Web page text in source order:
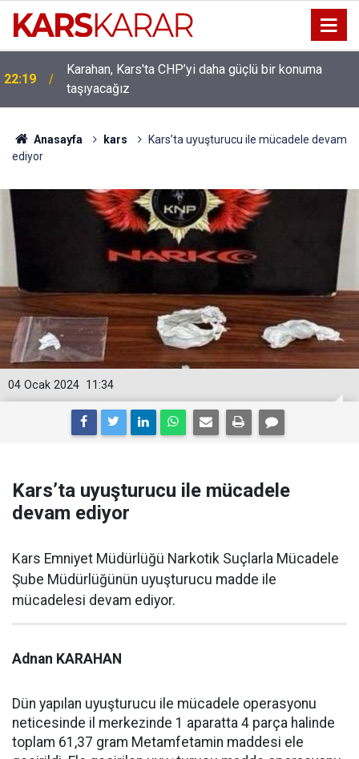
22:19
Karahan, Kars'ta CHP’yi daha güçlü bir konuma
taşıyacağız
Anasayfa kars
Kars’ta uyuşturucu ile mücadele devam
ediyor
11:34
04 Ocak 2024
Kars’ta uyuşturucu ile mücadele
devam ediyor
Kars Emniyet Müdürlüğü Narkotik Suçlarla Mücadele
Şube Müdürlüğünün uyuşturucu madde ile
mücadelesi devam ediyor.
Adnan KARAHAN
Dün yapılan uyuşturucu ile mücadele operasyonu
neticesinde il merkezinde 1 aparatta 4 parça halinde
toplam 61,37 gram Metamfetamin maddesi ele